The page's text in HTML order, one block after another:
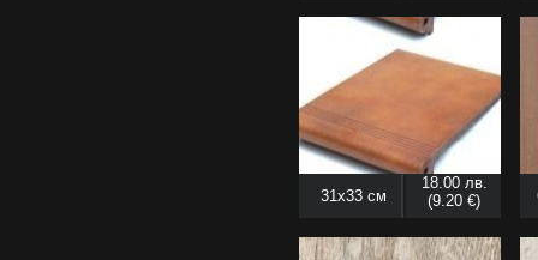
31x33 см
18.00 лв.
(9.20 €)